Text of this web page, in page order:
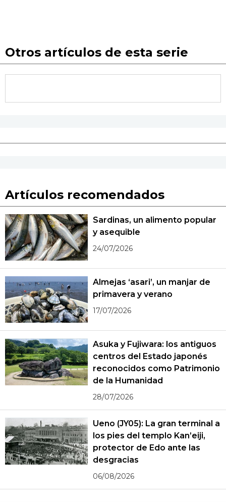
Otros artículos de esta serie
Artículos recomendados
Sardinas, un alimento popular
y asequible
24/07/2026
Almejas ‘asari’, un manjar de
primavera y verano
17/07/2026
Asuka y Fujiwara: los antiguos
centros del Estado japonés
reconocidos como Patrimonio
de la Humanidad
28/07/2026
Ueno (JY05): La gran terminal a
los pies del templo Kan’eiji,
protector de Edo ante las
desgracias
06/08/2026